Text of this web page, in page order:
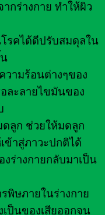
กร่างกาย ทำให้ผิว
รคได้ดีปรับสมดุลใน
วามร้อนต่างๆของ
ละลายไขมันของ
ดลูก ช่วยให้มดลูก
ข้าสู่ภาวะปกติได้
ร่างกายกลับมาเป็น
พิษภายในร่างกาย
ป็นของเสียออกจน